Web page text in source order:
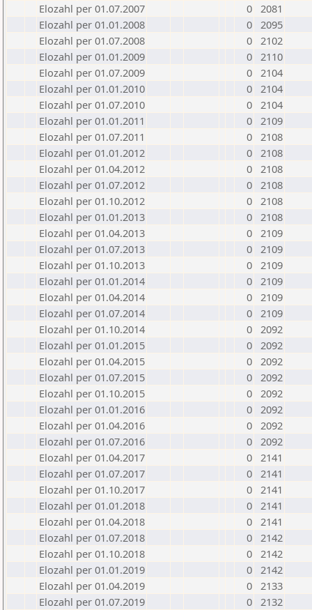
Elozahl per 01.07.2007
0 2081
Elozahl per 01.01.2008
0 2095
Elozahl per 01.07.2008
0 2102
Elozahl per 01.01.2009
0 2110
Elozahl per 01.07.2009
0 2104
Elozahl per 01.01.2010
0 2104
Elozahl per 01.07.2010
0 2104
Elozahl per 01.01.2011
0 2109
Elozahl per 01.07.2011
0 2108
Elozahl per 01.01.2012
0 2108
Elozahl per 01.04.2012
0 2108
Elozahl per 01.07.2012
0 2108
Elozahl per 01.10.2012
0 2108
Elozahl per 01.01.2013
0 2108
Elozahl per 01.04.2013
0 2109
Elozahl per 01.07.2013
0 2109
Elozahl per 01.10.2013
0 2109
Elozahl per 01.01.2014
0 2109
Elozahl per 01.04.2014
0 2109
Elozahl per 01.07.2014
0 2109
Elozahl per 01.10.2014
0 2092
Elozahl per 01.01.2015
0 2092
Elozahl per 01.04.2015
0 2092
Elozahl per 01.07.2015
0 2092
Elozahl per 01.10.2015
0 2092
Elozahl per 01.01.2016
0 2092
Elozahl per 01.04.2016
0 2092
Elozahl per 01.07.2016
0 2092
Elozahl per 01.04.2017
0 2141
Elozahl per 01.07.2017
0 2141
Elozahl per 01.10.2017
0 2141
Elozahl per 01.01.2018
0 2141
Elozahl per 01.04.2018
0 2141
Elozahl per 01.07.2018
0 2142
Elozahl per 01.10.2018
0 2142
Elozahl per 01.01.2019
0 2142
Elozahl per 01.04.2019
0 2133
Elozahl per 01.07.2019
0 2132